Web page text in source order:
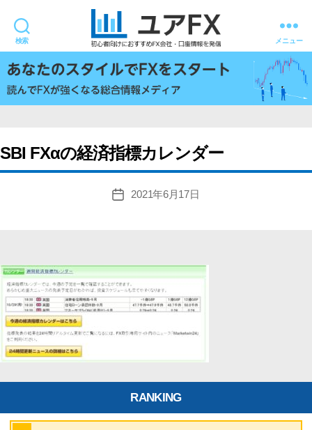
検索
ユ
ア
FX
メニュー
SBI FXαの経済指標カレンダー
投
2021年6月17日
RANKING